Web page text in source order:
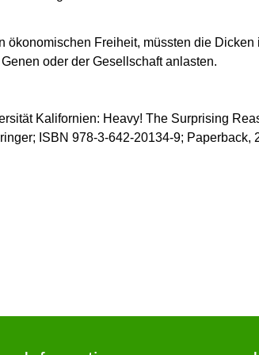
ökonomischen Freiheit, müssten die Dicken
oder der Gesellschaft anlasten.
Kalifornien: Heavy! The Surprising
ISBN 978-3-642-20134-9; Paperback,